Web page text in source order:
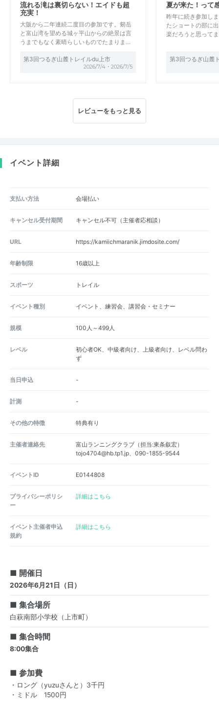
流れる滝は裏切らない！エイドも超
充実！
大阪から二年連続二度目の参加です。剱岳
と富山湾を望める城ヶ平山からの絶景は言
うまでもなく素晴らしいものでたまりま…
第3回つるぎ山麓トレイルdu上市
2026/7/4・2026/7/5
夏が来た！って
昨年に続き参加し
たショートの部に
楽だろうと思って
第3回つるぎ山麓
レビューをもっと見る
イベント詳細
支払い方法 会場払い
キャンセル受付期間 キャンセル不可（主催者応相談）
URL https://kamiichmaranik.jimdosite.com/
年齢制限 16歳以上
スポーツ トレイル
イベント種別 イベント、練習会、講習会・セミナー
規模 100人～499人
レベル
初心者OK、中級者向け、上級者向け、レベル問わ
ず
当日申込 -
計測 -
その他の特徴 特典有り
主催者連絡先
富山ランニングクラブ（担当:東条叙宏）
tojo4704@hb.tp1.jp、090-1855-9544
イベントID E0144808
プライバシーポリシ
ー
詳細はこちら
イベント主催者申込
規約
詳細はこちら
■ 開催日
2026年6月21日（日）
■ 集合場所
白萩南部小学校（上市町）
■ 集合時間
8:00集合
■ 参加費
・ロング（yuzuさんと）3千円
・ミドル 1500円